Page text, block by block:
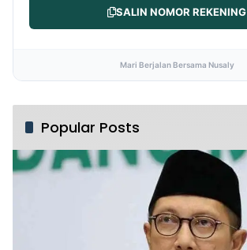
SALIN NOMOR REKENING
Mari Berjalan Bersama Nusaly
Popular Posts